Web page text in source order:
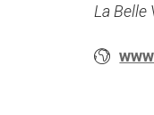
La Belle